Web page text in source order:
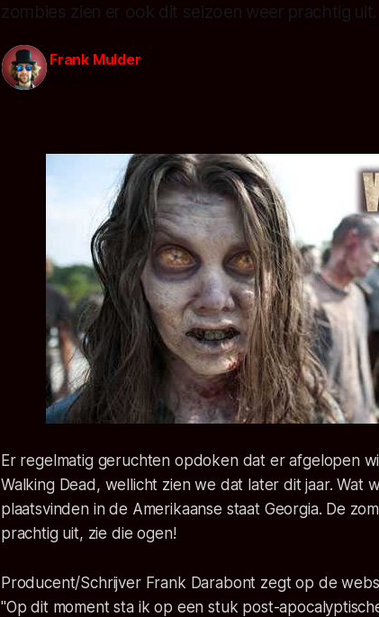
zombies zien er ook dit seizoen weer prachtig uit.
Frank Mulder
Er regelmatig geruchten opdoken dat er afgelopen
Walking Dead, wellicht zien we dat later dit jaar. Wat
plaatsvinden in de Amerikaanse staat Georgia. De
prachtig uit, zie die ogen!
Producent/Schrijver Frank Darabont zegt op de
"Op dit moment sta ik op een stuk post-